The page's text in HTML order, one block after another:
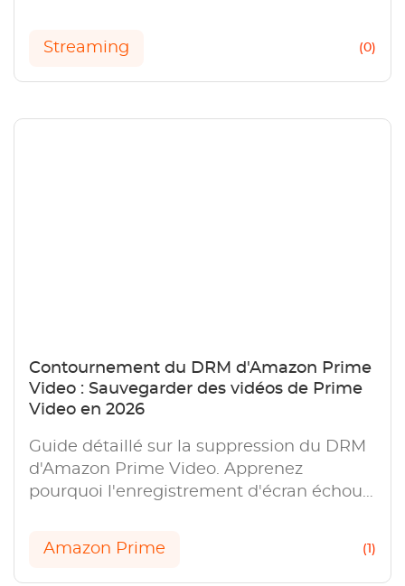
Streaming (0)
Contournement du DRM d'Amazon Prime
Video : Sauvegarder des vidéos de Prime
Video en 2026
Guide détaillé sur la suppression du DRM
d'Amazon Prime Video. Apprenez
pourquoi l'enregistrement d'écran échoue
Amazon Prime (1)